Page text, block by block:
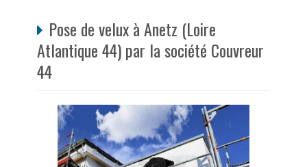
Pose de velux à Anetz (Loire
Atlantique 44) par la société Couvreur
44